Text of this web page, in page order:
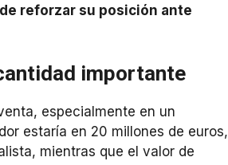
reforzar su posición ante
importante
especialmente en un
estaría en 20 millones de euros,
mientras que el valor de